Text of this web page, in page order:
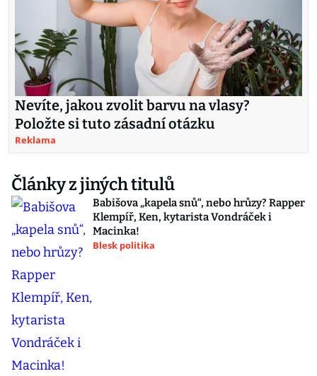
Nevíte, jakou zvolit barvu na vlasy?
Položte si tuto zásadní otázku
Reklama
Články z jiných titulů
Babišova „kapela snů“, nebo hrůzy? Rapper
Klempíř, Ken, kytarista Vondráček i
Macinka!
Blesk politika